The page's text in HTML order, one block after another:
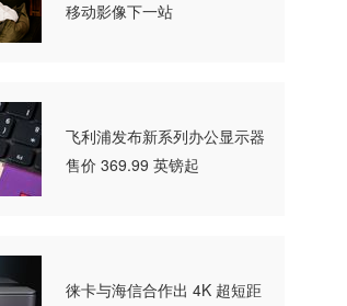
移动影像下一站
飞利浦发布新系列办公显示器
售价 369.99 英镑起
徕卡与海信合作出 4K 超短距